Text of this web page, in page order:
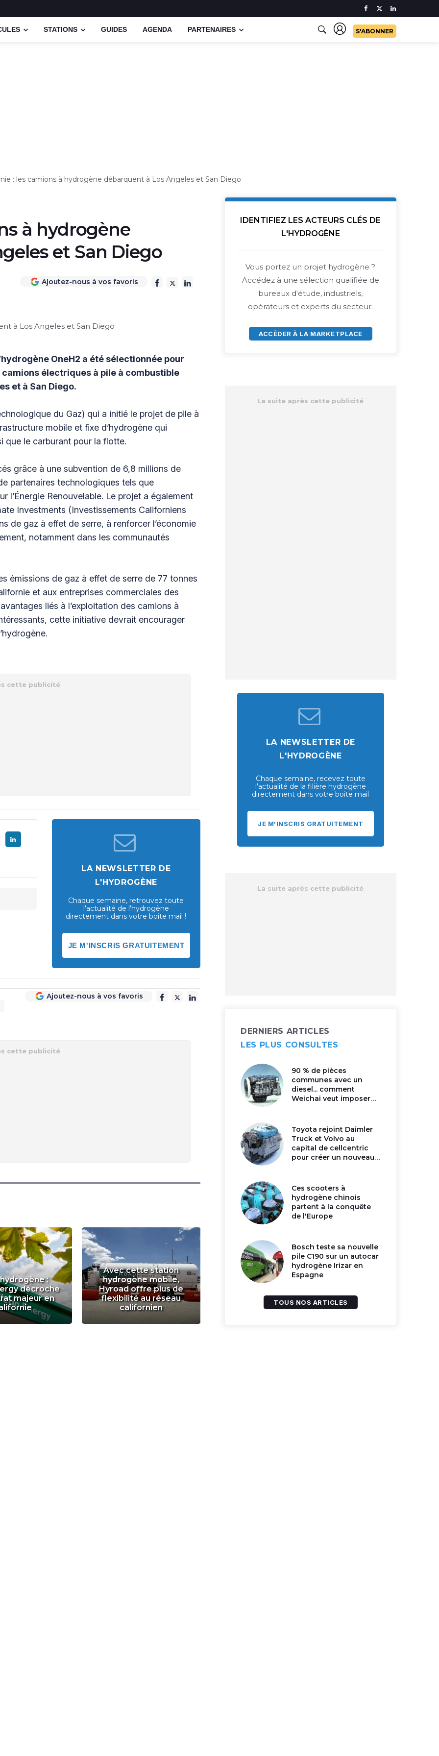
STATIONS GUIDES AGENDA PARTENAIRES S'ABONNER
: les camions à hydrogène débarquent à Los Angeles et San Diego
à hydrogène
et San Diego
Ajoutez-nous à vos favoris
OneH2 a été sélectionnée pour
électriques à pile à combustible
et à San Diego.
du Gaz) qui a initié le projet de pile à
mobile et fixe d’hydrogène qui
que le carburant pour la flotte.
grâce à une subvention de 6,8 millions de
partenaires technologiques tels que
l’Énergie Renouvelable. Le projet a également
Investments (Investissements Californiens
de gaz à effet de serre, à renforcer l’économie
notamment dans les communautés
émissions de gaz à effet de serre de 77 tonnes
et aux entreprises commerciales des
liés à l’exploitation des camions à
cette initiative devrait encourager
LA NEWSLETTER DE
L'HYDROGÈNE
Chaque semaine, retrouvez toute
l'actualité de l'hydrogène
directement dans votre boite mail !
JE M'INSCRIS GRATUITEMENT
Ajoutez-nous à vos favoris
:
décroche
majeur en
Avec cette station
hydrogène mobile,
Hyroad offre plus de
flexibilité au réseau
californien
592,8 km/h avec un
moteur à hydrogène :
bat un record vieux de
16 ans
un contrat majeur
IDENTIFIEZ LES ACTEURS CLÉS DE
L'HYDROGÈNE
Vous portez un projet hydrogène ?
Accédez à une sélection qualifiée de
bureaux d'étude, industriels,
opérateurs et experts du secteur.
ACCÈDER À LA MARKETPLACE
LA NEWSLETTER DE
L'HYDROGÈNE
Chaque semaine, recevez toute
l'actualité de la filière hydrogène
directement dans votre boite mail
JE M'INSCRIS GRATUITEMENT
DERNIERS ARTICLES
LES PLUS CONSULTES
90 % de pièces
communes avec un
diesel... comment
Weichai veut imposer
Toyota rejoint Daimler
Truck et Volvo au
capital de cellcentric
pour créer un nouveau
Ces scooters à
hydrogène chinois
partent à la conquête
de l'Europe
Bosch teste sa nouvelle
pile C190 sur un autocar
hydrogène Irizar en
Espagne
TOUS NOS ARTICLES